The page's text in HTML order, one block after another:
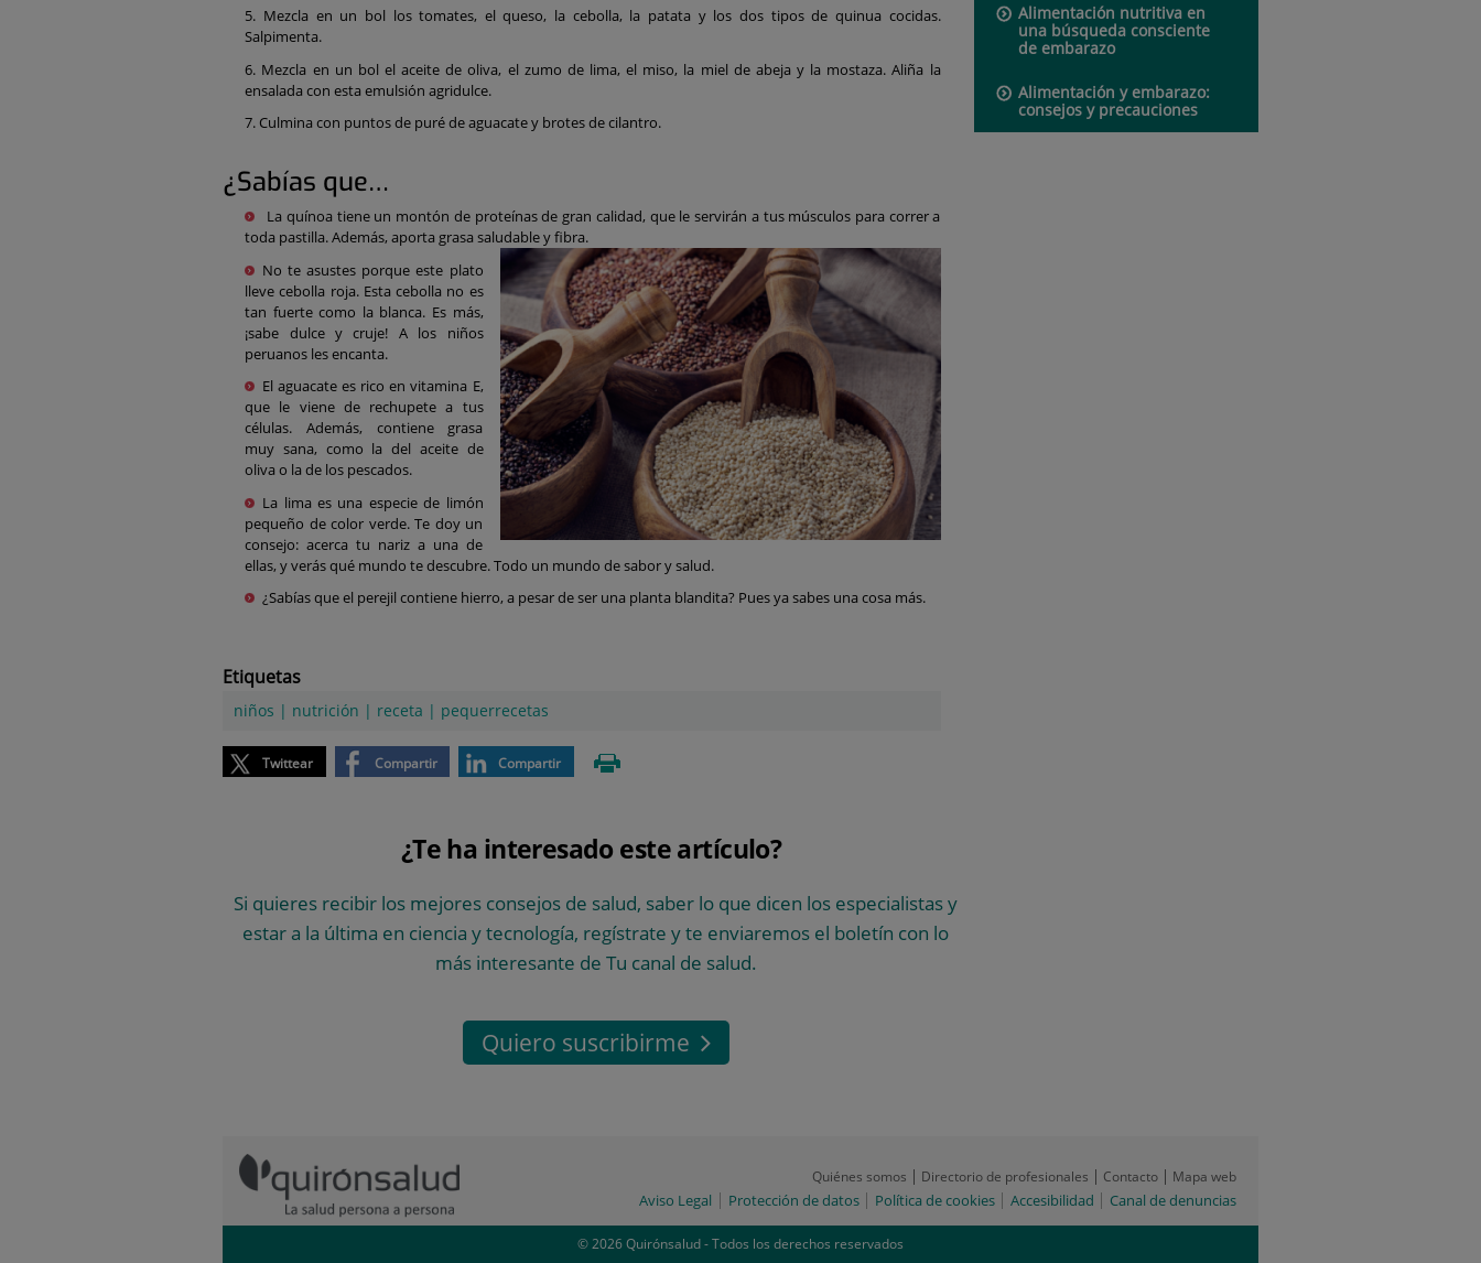
Mezcla en un bol los tomates, el queso, la cebolla, la patata y los dos tipos de quinua cocidas.
Salpimenta.
Mezcla en un bol el aceite de oliva, el zumo de lima, el miso, la miel de abeja y la mostaza. Aliña la
ensalada con esta emulsión agridulce.
Culmina con puntos de puré de aguacate y brotes de cilantro.
¿Sabías que…
La quínoa tiene un montón de proteínas de gran calidad, que le servirán a tus músculos para correr a
toda pastilla. Además, aporta grasa saludable y fibra.
No te asustes porque este plato
lleve cebolla roja. Esta cebolla no es
tan fuerte como la blanca. Es más,
¡sabe dulce y cruje! A los niños
peruanos les encanta.
El aguacate es rico en vitamina E,
que le viene de rechupete a tus
células. Además, contiene grasa
muy sana, como la del aceite de
oliva o la de los pescados.
La lima es una especie de limón
pequeño de color verde. Te doy un
consejo: acerca tu nariz a una de
ellas, y verás qué mundo te descubre. Todo un mundo de sabor y salud.
¿Sabías que el perejil contiene hierro, a pesar de ser una planta blandita? Pues ya sabes una cosa más.
Etiquetas
niños | nutrición | receta | pequerrecetas
Twittear Compartir Compartir
¿Te ha interesado este artículo?
Si quieres recibir los mejores consejos de salud, saber lo que dicen los especialistas y
estar a la última en ciencia y tecnología, regístrate y te enviaremos el boletín con lo
más interesante de Tu canal de salud.
Quiero suscribirme
Alimentación nutritiva en
una búsqueda consciente
de embarazo
Alimentación y embarazo:
consejos y precauciones
Quiénes somos Directorio de profesionales Contacto Mapa web
Aviso Legal Protección de datos Política de cookies Accesibilidad Canal de denuncias
© 2026 Quirónsalud - Todos los derechos reservados